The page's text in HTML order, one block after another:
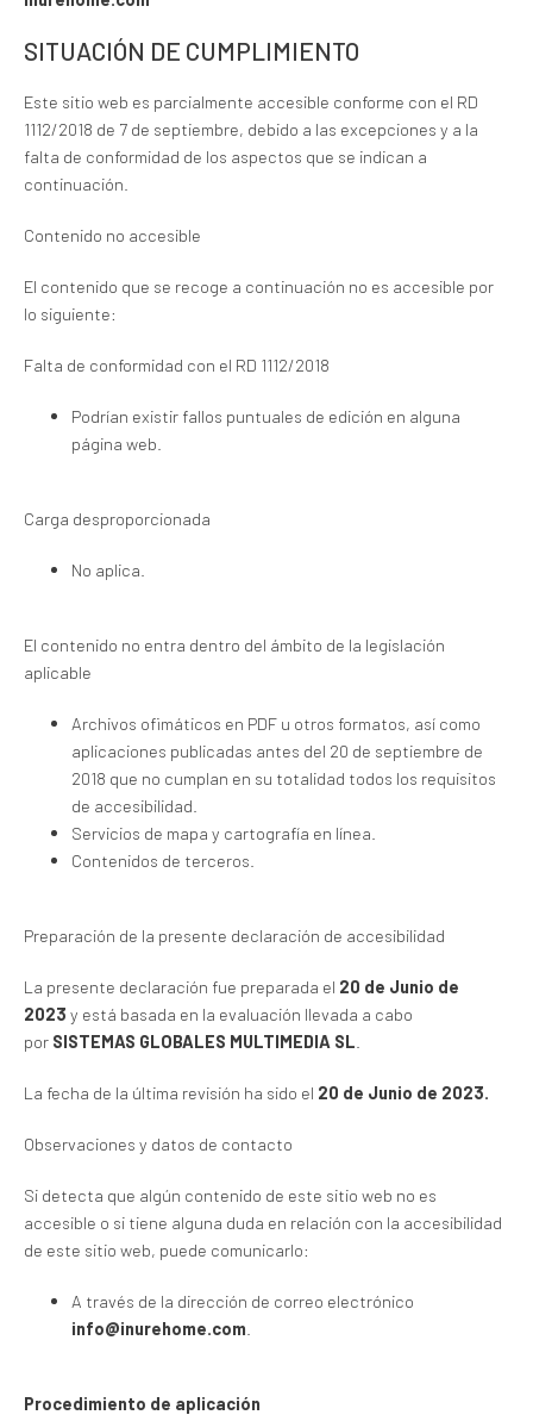
SITUACIÓN DE CUMPLIMIENTO
Este sitio web es parcialmente accesible conforme con el RD
1112/2018 de 7 de septiembre, debido a las excepciones y a la
falta de conformidad de los aspectos que se indican a
continuación.
Contenido no accesible
El contenido que se recoge a continuación no es accesible por
lo siguiente:
Falta de conformidad con el RD 1112/2018
Podrían existir fallos puntuales de edición en alguna
página web.
Carga desproporcionada
No aplica.
El contenido no entra dentro del ámbito de la legislación
aplicable
Archivos ofimáticos en PDF u otros formatos, así como
aplicaciones publicadas antes del 20 de septiembre de
2018 que no cumplan en su totalidad todos los requisitos
de accesibilidad.
Servicios de mapa y cartografía en línea.
Contenidos de terceros.
Preparación de la presente declaración de accesibilidad
La presente declaración fue preparada el 20 de Junio de
2023 y está basada en la evaluación llevada a cabo
por SISTEMAS GLOBALES MULTIMEDIA SL
La fecha de la última revisión ha sido el 20 de Junio de 2023.
Observaciones y datos de contacto
Si detecta que algún contenido de este sitio web no es
accesible o si tiene alguna duda en relación con la accesibilidad
de este sitio web, puede comunicarlo:
A través de la dirección de correo electrónico
info@inurehome.com
Procedimiento de aplicación